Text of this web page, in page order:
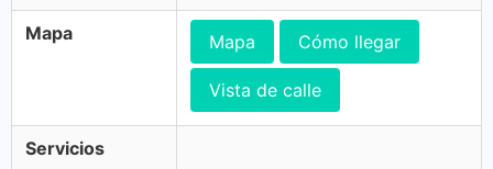
Mapa Mapa Cómo llegar
Vista de calle
Servicios